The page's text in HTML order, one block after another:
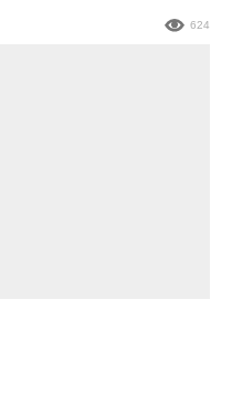
624